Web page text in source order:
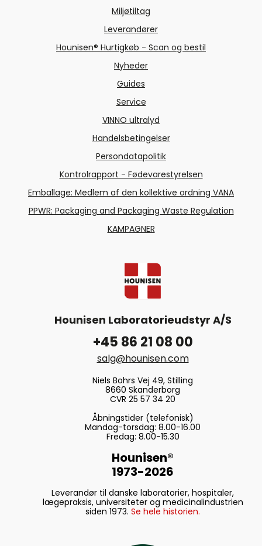
Miljøtiltag
Leverandører
Hounisen® Hurtigkøb - Scan og bestil
Nyheder
Guides
Service
VINNO ultralyd
Handelsbetingelser
Persondatapolitik
Kontrolrapport - Fødevarestyrelsen
Emballage: Medlem af den kollektive ordning VANA
PPWR: Packaging and Packaging Waste Regulation
KAMPAGNER
Hounisen Laboratorieudstyr A/S
+45 86 21 08 00
salg@hounisen.com
Niels Bohrs Vej 49, Stilling
8660 Skanderborg
CVR 25 57 34 20
Åbningstider (telefonisk)
Mandag-torsdag: 8.00-16.00
Fredag: 8.00-15.30
Hounisen®
1973-2026
Leverandør til danske laboratorier, hospitaler,
lægepraksis, universiteter og medicinalindustrien
siden 1973. Se hele historien.